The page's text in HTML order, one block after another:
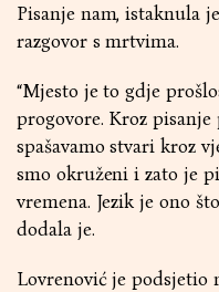
Pisanje nam, istaknula
razgovor s mrtvima.
“Mjesto je to gdje
progovore. Kroz
spašavamo stvari kroz
smo okruženi i zato je
vremena. Jezik je ono
dodala je.
Lovrenović je podsjetio